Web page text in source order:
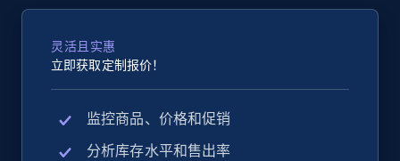
灵活且实惠
立即获取定制报价！
监控商品、价格和促销
分析库存水平和售出率